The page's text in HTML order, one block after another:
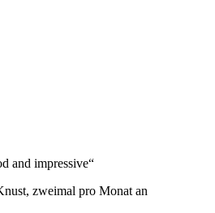
and impressive“
zweimal pro Monat an